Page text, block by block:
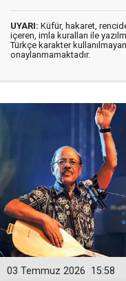
UYARI: Küfür, hakaret,
içeren, imla kuralları ile
Türkçe karakter
onaylanmamaktadır.
15:58
03 Temmuz 2026